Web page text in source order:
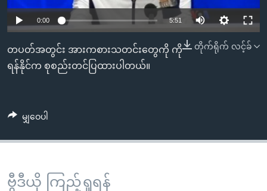
ကျော်
ကြည့်
ရှာဖွေ
ရန်
ဘာသာစကားများ
0:00 5:51
တိုက်ရိုက် လင့်ခ်
တပတ်အတွင်း အားကစားသတင်းတွေကို ကို
ရန်နိုင်က စုစည်းတင်ပြထားပါတယ်။
မျှဝေပါ
ဗွီဒီယို ကြည့်ရှုရန်